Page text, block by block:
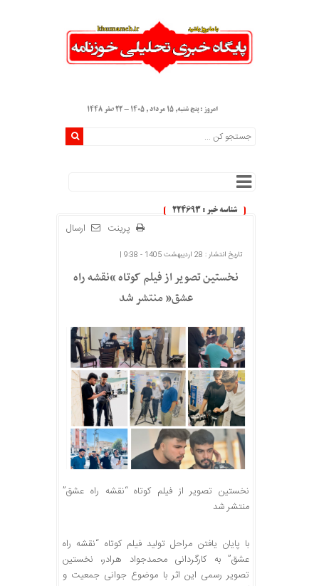
امروز : پنج شنبه, ۱۵ مرداد , ۱۴۰۵ - 22 صفر 1448
شناسه خبر : 224693
ارسال پرینت
تاریخ انتشار : 28 اردیبهشت 1405 - 9:38 |
نخستین تصویر از فیلم کوتاه “نقشه راه
عشق” منتشر شد
نخستین تصویر از فیلم کوتاه “نقشه راه عشق”
منتشر شد
با پایان یافتن مراحل تولید فیلم کوتاه “نقشه راه
عشق” به کارگردانی محمدجواد هرادر، نخستین
تصویر رسمی این اثر با موضوع جوانی جمعیت و